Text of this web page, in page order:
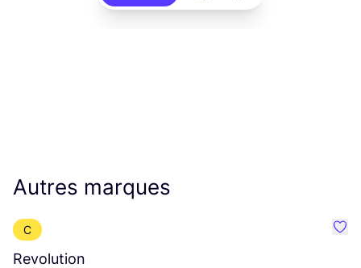
Autres marques
C
Revolution